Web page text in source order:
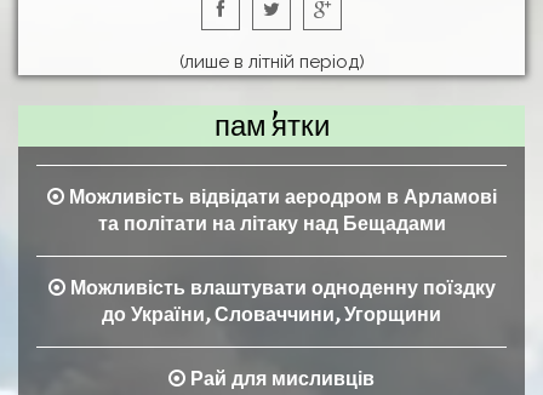
(лише в літній період)
пам'ятки
Можливість відвідати аеродром в Арламові
та політати на літаку над Бещадами
Можливість влаштувати одноденну поїздку
до України, Словаччини, Угорщини
Рай для мисливців